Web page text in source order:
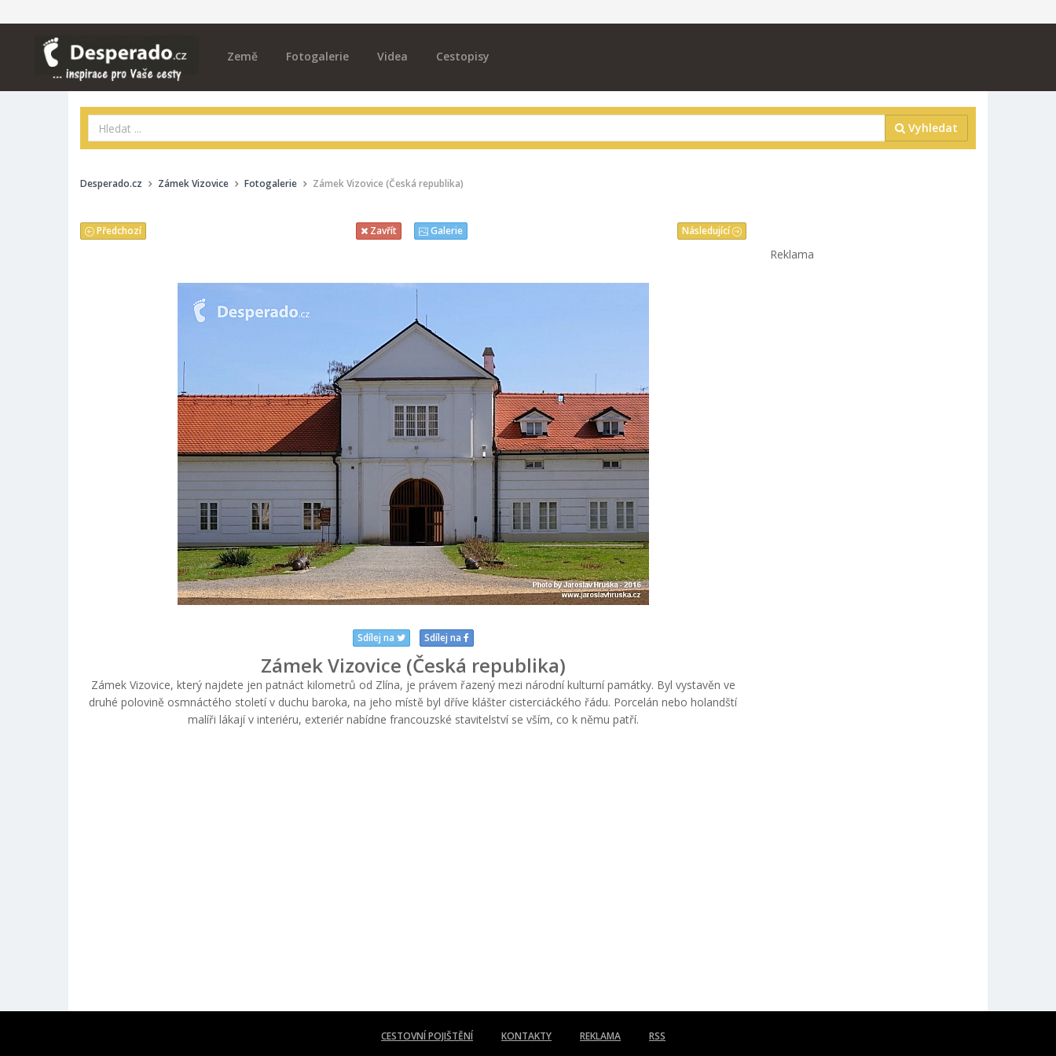
Země Fotogalerie Videa Cestopisy
Vyhledat
Desperado.cz Zámek Vizovice Fotogalerie Zámek Vizovice (Česká republika)
Následující
Předchozí Zavřít Galerie
Sdílej na Sdílej na
Zámek Vizovice (Česká republika)
Zámek Vizovice, který najdete jen patnáct kilometrů od Zlína, je právem řazený mezi národní kulturní památky. Byl vystavěn ve
druhé polovině osmnáctého století v duchu baroka, na jeho místě byl dříve klášter cisterciáckého řádu. Porcelán nebo holandští
malíři lákají v interiéru, exteriér nabídne francouzské stavitelství se vším, co k němu patří.
Reklama
CESTOVNÍ POJIŠTĚNÍ KONTAKTY REKLAMA RSS